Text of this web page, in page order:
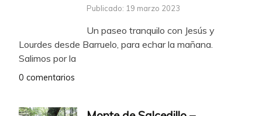
Publicado: 19 marzo 2023
Un paseo tranquilo con Jesús y
Lourdes desde Barruelo, para echar la mañana.
Salimos por la
0 comentarios